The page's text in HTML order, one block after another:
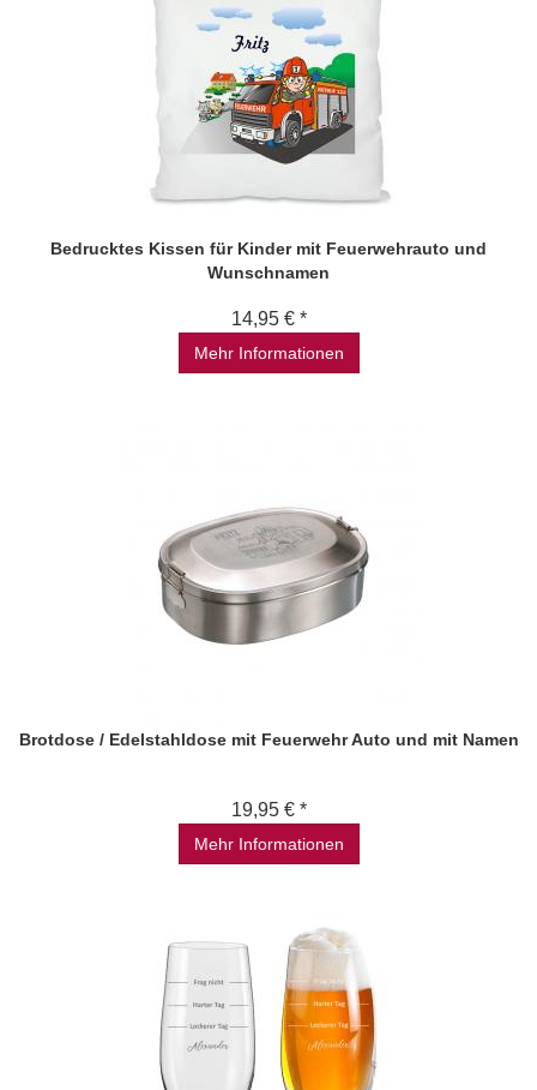
Bedrucktes Kissen für Kinder mit Feuerwehrauto und
Wunschnamen
14,95 € *
Mehr Informationen
Brotdose / Edelstahldose mit Feuerwehr Auto und mit Namen
19,95 € *
Mehr Informationen